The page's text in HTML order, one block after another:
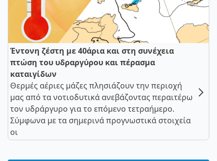
Έντονη ζέστη με 40άρια και στη συνέχεια
πτώση του υδραργύρου και πέρασμα
καταιγίδων
Θερμές αέριες μάζες πλησιάζουν την περιοχή
μας από τα νοτιοδυτικά ανεβάζοντας περαιτέρω
τον υδράργυρο για το επόμενο τετραήμερο.
Σύμφωνα με τα σημερινά προγνωστικά στοιχεία
οι